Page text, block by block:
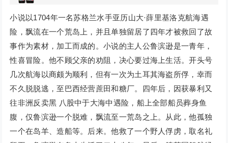
小说以1704年一名苏格兰水手亚历山大·薛里基洛克航海遇
险，飘流在一个荒岛上，并且单独留居了四年才被救回了故
事作为素材，加工而成的。小说的主人公鲁滨逊是一青年，
性喜冒险。他不顾父亲的劝阻，决心要过海上生活。开头号
几次航海以商颇为顺利，但有一次为土耳其海盗所俘，幸而
不久脱脱逃，至巴西经营蔗田和糖厂。四年后，因获暴利又
往非洲反卖黑 八股中于大海中遇险，船上全部船员葬身鱼
腹，仅鲁滨逊一个脱难，飘流至一荒岛之上。从此，他孤独
一个在岛羊、造船等。后来。他救了一个野人俘虏，取名礼